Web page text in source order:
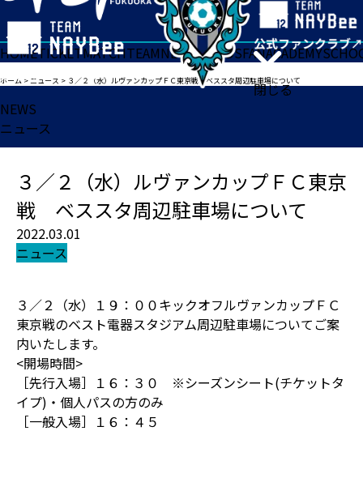
閉じる
HOMETICKETMATCHTEAMNEWSGOODSFANACADEMY
ホーム >ニュース > ３／２（水）ルヴァンカップＦＣ東京戦 ベススタ周辺駐車場について
NEWS
ニュース
３／２（水）ルヴァンカップＦＣ東京
戦 ベススタ周辺駐車場について
2022.03.01
ニュース
３／２（水）１９：００キックオフルヴァンカップＦＣ
東京戦のベスト電器スタジアム周辺駐車場についてご案
内いたします。
<開場時間>
［先行入場］１６：３０ ※シーズンシート(チケットタ
イプ)・個人パスの方のみ
［一般入場］１６：４５